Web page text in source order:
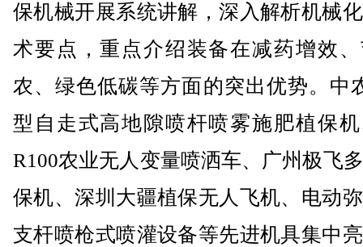
保机械开展系统讲解，深入解析机械
术要点，重点介绍装备在减药增效
农、绿色低碳等方面的突出优势。中
型自走式高地隙喷杆喷雾施肥植保
R100农业无人变量喷洒车、广州极飞
保机、深圳大疆植保无人飞机、电动
支杆喷枪式喷灌设备等先进机具集中